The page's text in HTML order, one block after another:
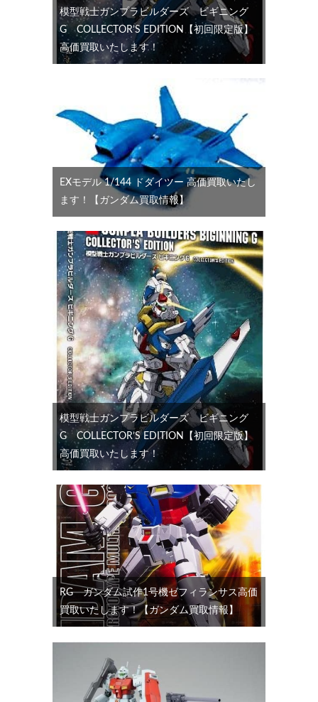
模型戦士ガンプラビルダーズ ビギニング
G COLLECTOR’S EDITION【初回限定版】
高価買取いたします！
EXモデル 1/144 ドダイツー 高価買取いたし
ます！【ガンダム買取情報】
模型戦士ガンプラビルダーズ ビギニング
G COLLECTOR’S EDITION【初回限定版】
高価買取いたします！
RG ガンダム試作1号機ゼフィランサス高価
買取いたします！【ガンダム買取情報】